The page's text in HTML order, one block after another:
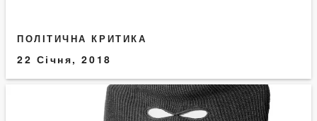
ПОЛІТИЧНА КРИТИКА
22 Січня, 2018